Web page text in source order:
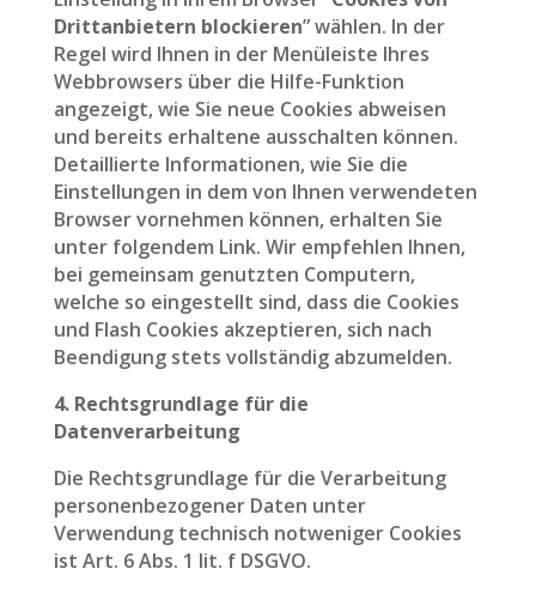
Drittanbietern blockieren” wählen. In der
Regel wird Ihnen in der Menüleiste Ihres
Webbrowsers über die Hilfe-Funktion
angezeigt, wie Sie neue Cookies abweisen
und bereits erhaltene ausschalten können.
Detaillierte Informationen, wie Sie die
Einstellungen in dem von Ihnen verwendeten
Browser vornehmen können, erhalten Sie
unter folgendem Link. Wir empfehlen Ihnen,
bei gemeinsam genutzten Computern,
welche so eingestellt sind, dass die Cookies
und Flash Cookies akzeptieren, sich nach
Beendigung stets vollständig abzumelden.
4. Rechtsgrundlage für die
Datenverarbeitung
Die Rechtsgrundlage für die Verarbeitung
personenbezogener Daten unter
Verwendung technisch notweniger Cookies
ist Art. 6 Abs. 1 lit. f DSGVO.